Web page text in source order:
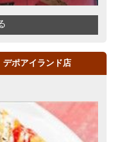
ポアイランド店